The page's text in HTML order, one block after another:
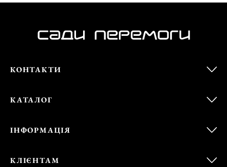
КОНТАКТИ
КАТАЛОГ
ІНФОРМАЦІЯ
КЛІЄНТАМ